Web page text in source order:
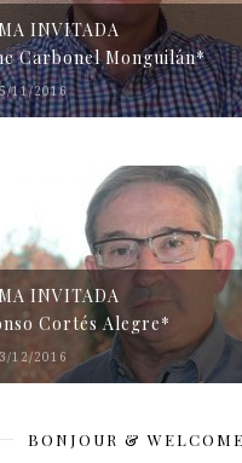
INVITADA
Carbonel Monguilán*
11/2016
INVITADA
Cortés Alegre*
12/2016
BONJOUR & WELCOME